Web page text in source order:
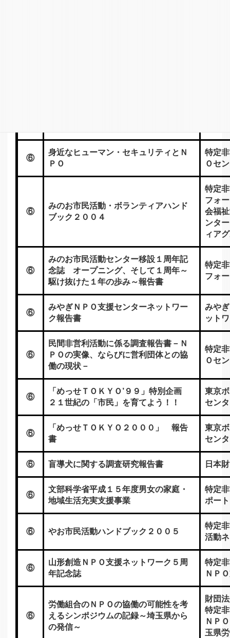
⑥
まちづくり草の根国際シンポジウム
ＩＮ ＮＡＲＡ アジア・西太平洋都
市保全ネットワーク（ＡＷＰＮＵ
Ｃ） 第４回シンポジウム
社団
ター
⑥
まちづくりセンター 世田谷まちづく
り ファンド 資料集 １９９５～１
９９６年度版
まち
コプ
⑥
マネジメントと支援プログラム 子育
て支援ＮＰＯ活動ハンドブック
特定
業サ
⑥
身近なヒューマン・セキュリティとＮ
ＰＯ
特定
Ｏセ
⑥
みのお市民活動・ボランティアハンド
ブック２００４
特定
フォ
会福
ンタ
ィア
⑥
みのお市民活動センター移設１周年記
念誌 オープニング、そして１周年～
駆け抜けた１年の歩み～報告書
特定
フォ
⑥
みやぎＮＰＯ支援センターネットワー
ク報告書
みや
ット
⑥
民間非営利活動に係る調査報告書－Ｎ
ＰＯの実像、ならびに営利団体との協
働の現状－
特定
Ｏセ
⑥
「めっせＴＯＫＹＯ’９９」特別企画
２１世紀の「市民」を育てよう！！
東京
セン
⑥
「めっせＴＯＫＹＯ２０００」 報告
書
東京
セン
⑥ 盲導犬に関する調査研究報告書 日本
⑥
文部科学省平成１５年度男女の家庭・
地域生活充実支援事業
特定
ポー
⑥ やお市民活動ハンドブック２００５
特定
活動
⑥
山形創造ＮＰＯ支援ネットワーク５周
年記念誌
特定
ＮＰ
⑥
労働組合のＮＰＯの協働の可能性を考
えるシンポジウムの記録～埼玉県から
の発信～
財団
特定
ＮＰ
玉県